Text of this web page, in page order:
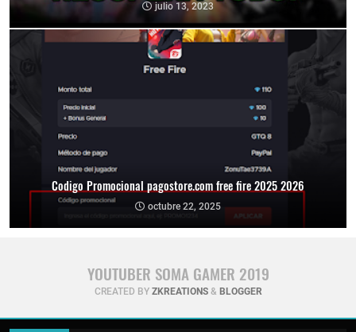
julio 13, 2023
Codigo Promocional pagostore.com free fire 2025 2026
octubre 22, 2025
YOUTUBER SOMA GAMER 2019
CREATED BY ZKREATIONS& BLOGGER